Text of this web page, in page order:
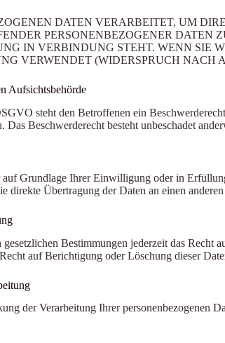
DATEN VERARBEITET, UM
PERSONENBEZOGENER
IN VERBINDUNG STEHT. WENN SIE
VERWENDET (WIDERSPRUCH NACH
Aufsichtsbehörde
steht den Betroffenen ein
Das Beschwerderecht besteht unbeschadet
Grundlage Ihrer Einwilligung oder in
direkte Übertragung der Daten an einen
gesetzlichen Bestimmungen jederzeit das
auf Berichtigung oder Löschung dieser
der Verarbeitung Ihrer personenbezogenen